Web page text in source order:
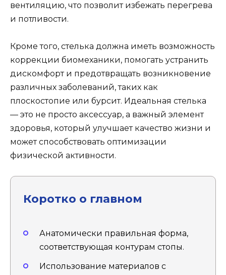
вентиляцию, что позволит избежать перегрева
и потливости.
Кроме того, стелька должна иметь возможность
коррекции биомеханики, помогать устранить
дискомфорт и предотвращать возникновение
различных заболеваний, таких как
плоскостопие или бурсит. Идеальная стелька
— это не просто аксессуар, а важный элемент
здоровья, который улучшает качество жизни и
может способствовать оптимизации
физической активности.
Коротко о главном
Анатомически правильная форма,
соответствующая контурам стопы.
Использование материалов с